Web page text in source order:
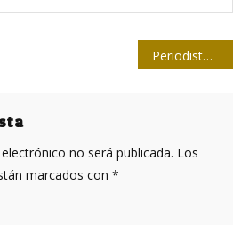
Periodista de The Guardian señalado por falsear
no será publicada. Los
marcados con *